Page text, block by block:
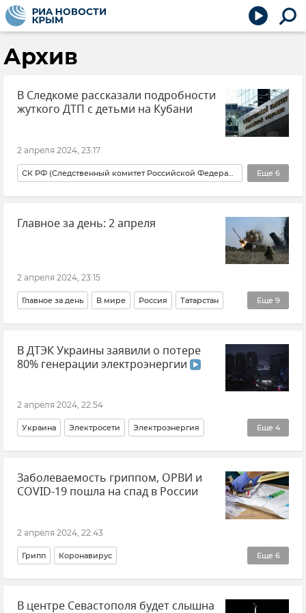
Архив
В Следкоме рассказали подробности
жуткого ДТП с детьми на Кубани
2 апреля 2024, 23:17
Еще 6
Ситуация на дорогах Крыма и хроника ДТП
Происшествия Липецкая область
Главное за день: 2 апреля
2 апреля 2024, 23:15
Еще 9
Главное за день В мире Россия Татарстан
Новости Владимир Путин (политик)
Фонд "Защитники Отечества"
В ДТЭК Украины заявили о потере
80% генерации электроэнергии
2 апреля 2024, 22:54
Еще 4
Украина Электросети Электроэнергия
Электричество ДТЭК Новости
Отключение электроэнергии
Заболеваемость гриппом, ОРВИ и
COVID-19 пошла на спад в России
2 апреля 2024, 22:43
Еще 6
Грипп Коронавирус
Распространение коронавируса в РФ
Роспотребнадзор ОРВИ Здоровье
В центре Севастополя будет слышна